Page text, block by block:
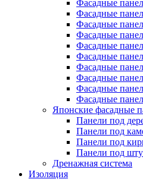
Фасадные
Фасадные
Фасадные
Фасадные
Фасадные
Фасадные
Фасадные
Фасадные
Фасадные
Фасадные
Японские фасадные
Панели под
Панели под
Панели под
Панели под
Дренажная система
Изоляция